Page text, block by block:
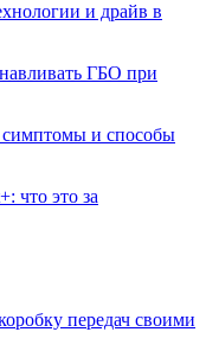
и драйв в
ГБО при
и способы
что это за
передач своими